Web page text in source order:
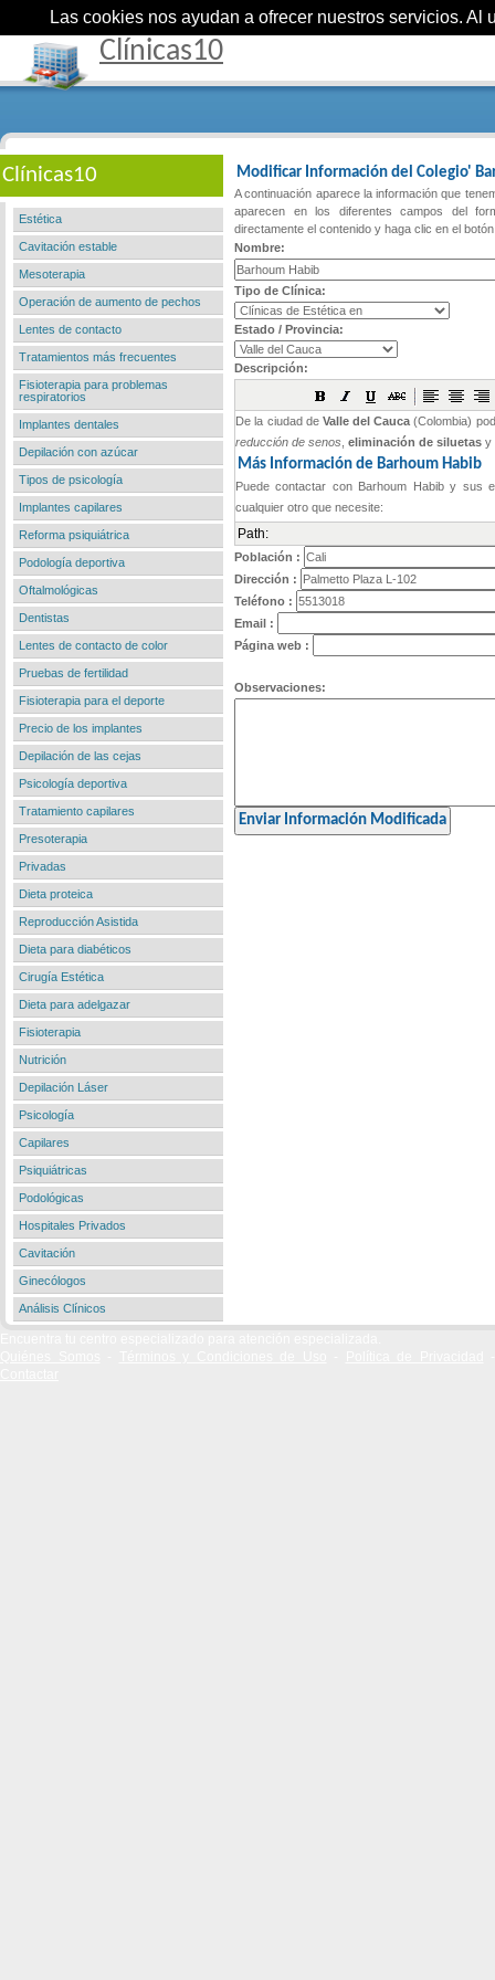
Clínicas10
Clínicas10
Estética
Cavitación estable
Mesoterapia
Operación de aumento de pechos
Lentes de contacto
Tratamientos más frecuentes
Fisioterapia para problemas
respiratorios
Implantes dentales
Depilación con azúcar
Tipos de psicología
Implantes capilares
Reforma psiquiátrica
Podología deportiva
Oftalmológicas
Dentistas
Lentes de contacto de color
Pruebas de fertilidad
Fisioterapia para el deporte
Precio de los implantes
Depilación de las cejas
Psicología deportiva
Tratamiento capilares
Presoterapia
Privadas
Dieta proteica
Reproducción Asistida
Dieta para diabéticos
Cirugía Estética
Dieta para adelgazar
Fisioterapia
Nutrición
Depilación Láser
Psicología
Capilares
Psiquiátricas
Podológicas
Hospitales Privados
Cavitación
Ginecólogos
Análisis Clínicos
Modificar Información del Colegio'
A continuación aparece la información que
aparecen en los diferentes campos del
directamente el contenido y haga clic en el
Nombre:
Tipo de Clínica:
Estado / Provincia:
Descripción:
Path:
Población :
Dirección :
Teléfono :
Email :
Página web :
Observaciones:
Las cookies nos ayudan a ofrecer nuestros servicios.